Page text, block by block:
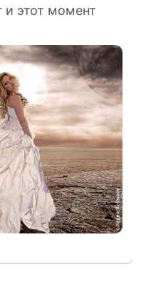
и этот момент